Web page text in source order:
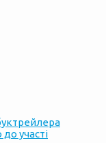
участі